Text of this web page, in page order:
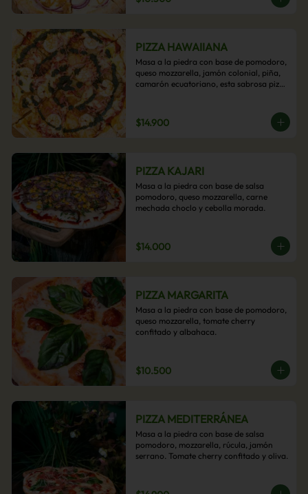
PIZZA HAWAIIANA
Masa a la piedra con base de pomodoro,
queso mozzarella, jamón colonial, piña,
camarón ecuatoriano, esta sabrosa pizza
$14.900
PIZZA KAJARI
Masa a la piedra con base de salsa
pomodoro, queso mozzarella, carne
mechada choclo y cebolla morada.
$14.000
PIZZA MARGARITA
Masa a la piedra con base de pomodoro,
queso mozzarella, tomate cherry
confitado y albahaca.
$10.500
PIZZA MEDITERRÁNEA
Masa a la piedra con base de salsa
pomodoro, mozzarella, rúcula, jamón
serrano. Tomate cherry confitado y oliva.